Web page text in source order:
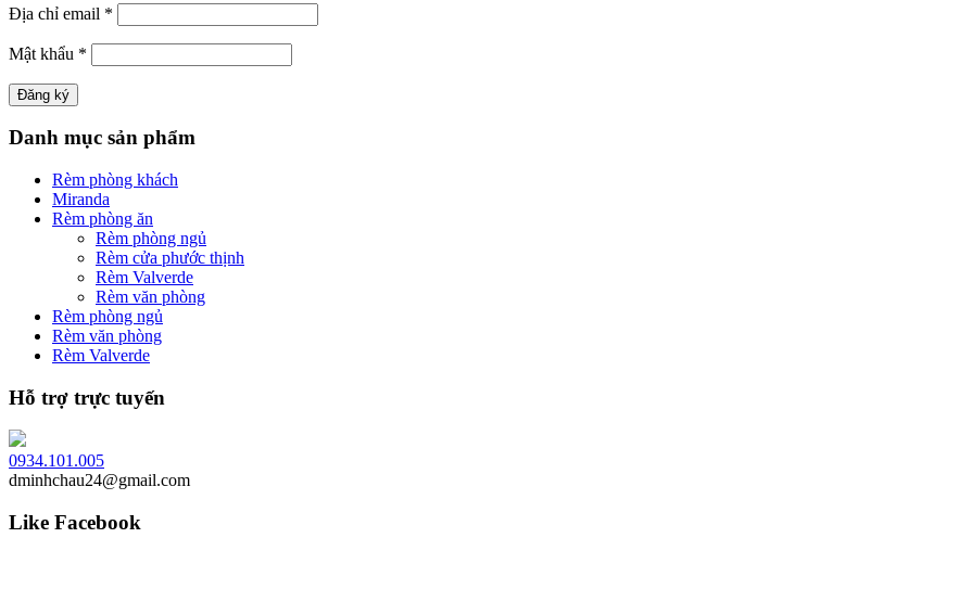
Địa chỉ email *
Mật khẩu *
Danh mục sản phẩm
Rèm phòng khách
Miranda
Rèm phòng ăn
Rèm phòng ngủ
Rèm cửa phước thịnh
Rèm Valverde
Rèm văn phòng
Rèm phòng ngủ
Rèm văn phòng
Rèm Valverde
Hỗ trợ trực tuyến
0934.101.005
dminhchau24@gmail.com
Like Facebook